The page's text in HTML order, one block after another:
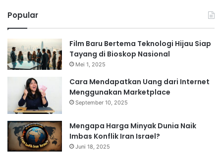
Popular
Film Baru Bertema Teknologi Hijau Siap
Tayang di Bioskop Nasional
Mei 1, 2025
Cara Mendapatkan Uang dari Internet
Menggunakan Marketplace
September 10, 2025
Mengapa Harga Minyak Dunia Naik
Imbas Konflik Iran Israel?
Juni 18, 2025